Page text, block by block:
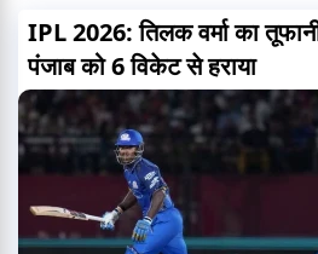
IPL 2026: तिलक वर्मा का
पंजाब को 6 विकेट से हराया